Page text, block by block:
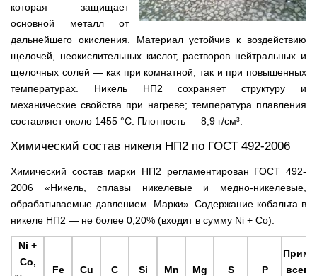
которая защищает
основной металл от
дальнейшего окисления. Материал устойчив к воздействию
щелочей, неокислительных кислот, растворов нейтральных и
щелочных солей — как при комнатной, так и при повышенных
температурах. Никель НП2 сохраняет структуру и
механические свойства при нагреве; температура плавления
составляет около 1455 °C. Плотность — 8,9 г/см³.
Химический состав никеля НП2 по ГОСТ 492-2006
Химический состав марки НП2 регламентирован ГОСТ 492-
2006 «Никель, сплавы никелевые и медно-никелевые,
обрабатываемые давлением. Марки». Содержание кобальта в
никеле НП2 — не более 0,20% (входит в сумму Ni + Co).
Ni +
Co,
Fe Cu C Si Mn Mg S P